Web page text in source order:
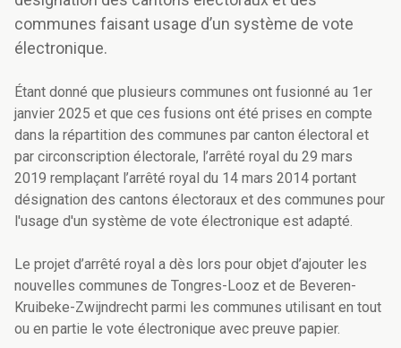
communes faisant usage d’un système de vote
électronique.
Étant donné que plusieurs communes ont fusionné au 1er
janvier 2025 et que ces fusions ont été prises en compte
dans la répartition des communes par canton électoral et
par circonscription électorale, l’arrêté royal du 29 mars
2019 remplaçant l’arrêté royal du 14 mars 2014 portant
désignation des cantons électoraux et des communes pour
l'usage d'un système de vote électronique est adapté.
Le projet d’arrêté royal a dès lors pour objet d’ajouter les
nouvelles communes de Tongres-Looz et de Beveren-
Kruibeke-Zwijndrecht parmi les communes utilisant en tout
ou en partie le vote électronique avec preuve papier.